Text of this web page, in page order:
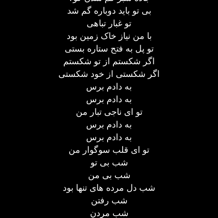
بی تو باید دوباره گم شد
تو غبار تباهی
با من نیاز خاک زمین بود
تو پل به فتح ستاره بستی
اگر شکستم از تو شکستم
اگر شکستی از خود شکستی
به دادم برس
به دادم برس
تو ای ناجی تبار من
به دادم برس
به دادم برس
تو ای قلب سوگوار من
شب بی تو
شب بی من
شب دل مرده های تنها بود
شب رفتن
شب مردن